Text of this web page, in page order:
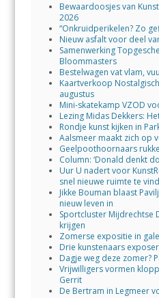
Bewaardoosjes van
2026
“Onkruidperikelen? Zo
Nieuw asfalt voor deel
Samenwerking
Bloommasters
Bestelwagen vat vlam,
Kaartverkoop
augustus
Mini-skatekamp VZOD
Lezing Midas Dekkers:
Rondje kunst kijken in
Aalsmeer maakt zich op
Geelpoothoornaars
Column: ‘Donald denkt
Uur U nadert voor
snel nieuwe ruimte te
Jikke Bouman blaast
nieuw leven in
Sportcluster Mijdrechtse
krijgen
Zomerse expositie in
Drie kunstenaars
Dagje weg deze zomer?
Vrijwilligers vormen
Gerrit
De Bertram in Legmeer